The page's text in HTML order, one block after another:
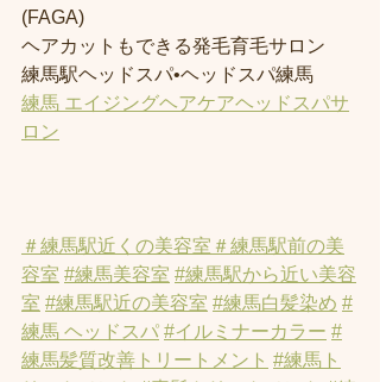
(FAGA)
ヘアカットもできる発毛育毛サロン
練馬駅ヘッドスパ•ヘッドスパ練馬
練馬 エイジングヘアケアヘッドスパサ
ロン
＃練馬駅近くの美容室 ＃練馬駅前の美
容室 #練馬美容室 #練馬駅から近い美容
室 #練馬駅近の美容室 #練馬白髪染め #
練馬 ヘッドスパ #イルミナーカラー #
練馬髪質改善トリートメント #練馬ト